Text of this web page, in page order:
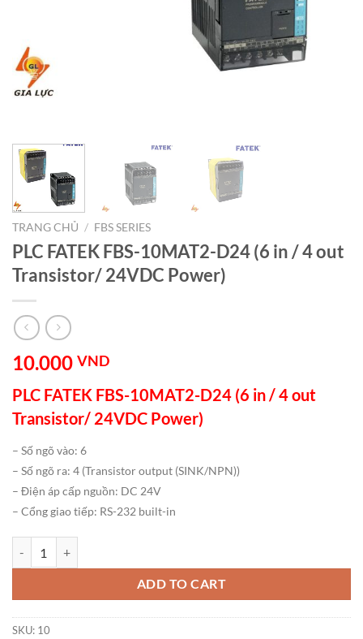
TRANG CHỦ / FBS SERIES
PLC FATEK FBS-10MAT2-D24 (6 in / 4 out
Transistor/ 24VDC Power)
10.000 VND
PLC FATEK FBS-10MAT2-D24 (6 in / 4 out
Transistor/ 24VDC Power)
– Số ngõ vào: 6
– Số ngõ ra: 4 (Transistor output (SINK/NPN))
– Điện áp cấp nguồn: DC 24V
– Cổng giao tiếp: RS-232 built-in
ADD TO CART
SKU: 10